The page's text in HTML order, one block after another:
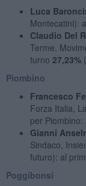
Luca
Montecatini):
Claudio Del
Terme,
turno 27,23%
Piombino
Francesco
Forza Italia,
per
Gianni
Sindaco,
futuro): al
Poggibonsi